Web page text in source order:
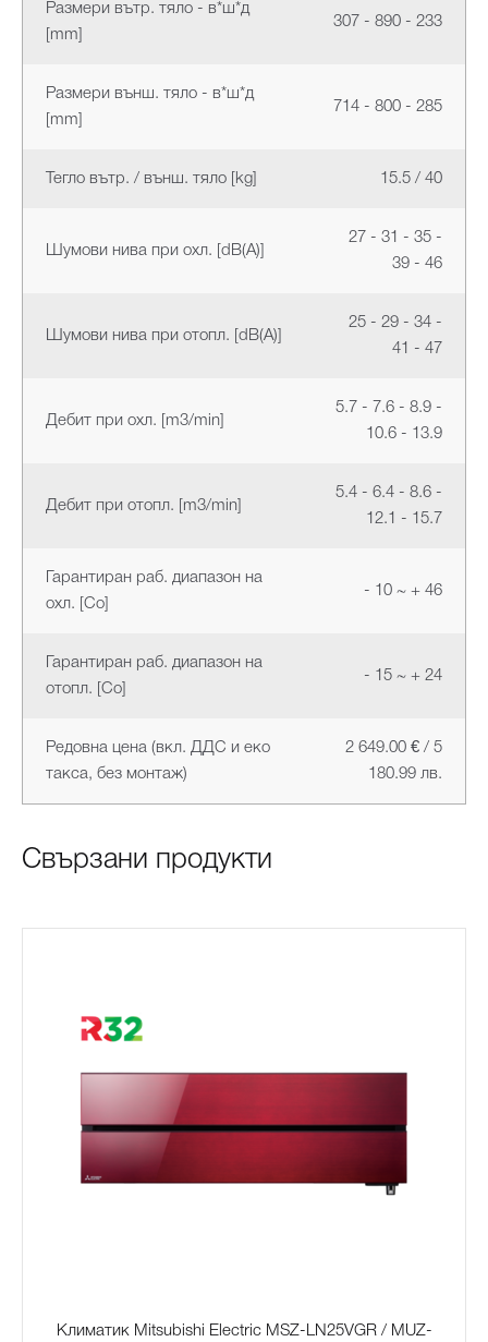
Размери вътр. тяло - в*ш*д
[mm]
307 - 890 - 233
Размери външ. тяло - в*ш*д
[mm]
714 - 800 - 285
Тегло вътр. / външ. тяло [kg] 15.5 / 40
Шумови нива при охл. [dB(A)]
27 - 31 - 35 -
39 - 46
Шумови нива при отопл. [dB(A)]
25 - 29 - 34 -
41 - 47
Дебит при охл. [m3/min]
5.7 - 7.6 - 8.9 -
10.6 - 13.9
Дебит при отопл. [m3/min]
5.4 - 6.4 - 8.6 -
12.1 - 15.7
Гарантиран раб. диапазон на
охл. [Co]
- 10 ~ + 46
Гарантиран раб. диапазон на
отопл. [Co]
- 15 ~ + 24
Редовна цена (вкл. ДДС и еко
такса, без монтаж)
2 649.00 € / 5
180.99 лв.
Свързани продукти
Климатик Mitsubishi Electric MSZ-LN25VGR / MUZ-